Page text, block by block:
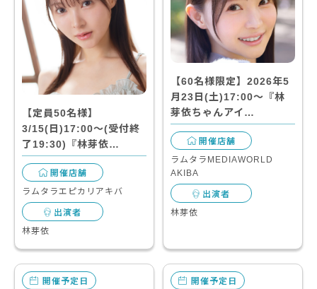
【定員50名様】
3/15(日)17:00～(受付終
了19:30)『林芽依…
開催店舗
ラムタラエピカリアキバ
出演者
林芽依
【60名様限定】2026年5
月23日(土)17:00～『林
芽依ちゃんアイ…
開催店舗
ラムタラMEDIAWORLD
AKIBA
出演者
林芽依
開催予定日 開催予定日